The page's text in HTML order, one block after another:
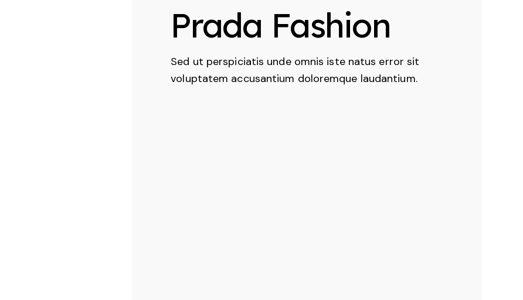
Prada Fashion
Sed ut perspiciatis unde omnis iste natus error sit
voluptatem accusantium doloremque laudantium.